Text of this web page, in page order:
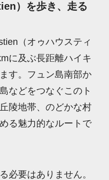
）を歩き、走る
（オゥハウスティ
に及ぶ長距離ハイキ
す。フュン島南部か
などをつなぐこのト
陵地帯、のどかな村
る魅力的なルートで
必要はありません。